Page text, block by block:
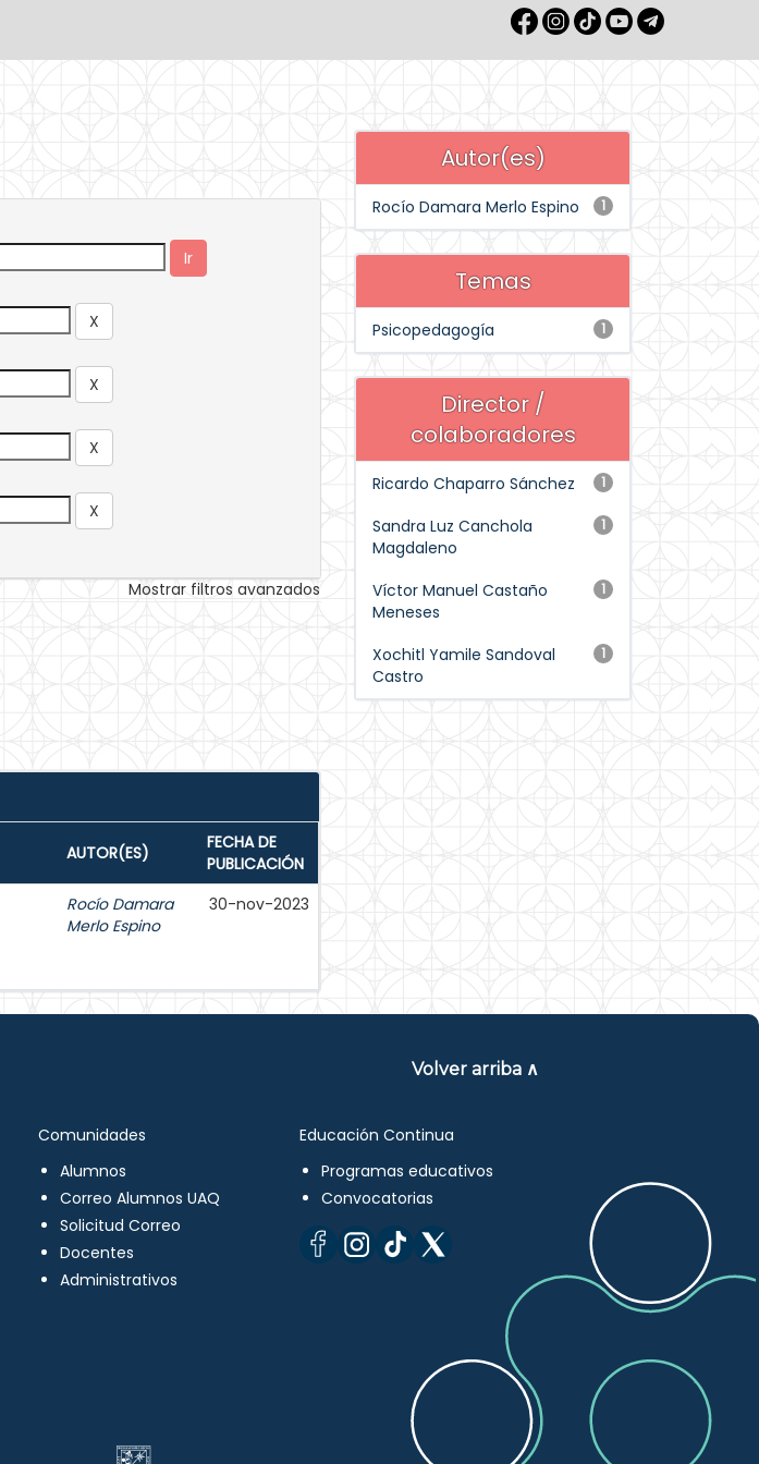
Mostrar filtros avanzados
AUTOR(ES)
FECHA DE
PUBLICACIÓN
Rocío Damara
Merlo Espino
30-nov-2023
Autor(es)
1
Rocío Damara Merlo Espino
Temas
1
Psicopedagogía
Director /
colaboradores
1
Ricardo Chaparro Sánchez
1
Sandra Luz Canchola
Magdaleno
1
Víctor Manuel Castaño
Meneses
1
Xochitl Yamile Sandoval
Castro
Volver arriba ∧
Comunidades
Alumnos
Correo Alumnos UAQ
Solicitud Correo
Docentes
Administrativos
Educación Continua
Programas educativos
Convocatorias